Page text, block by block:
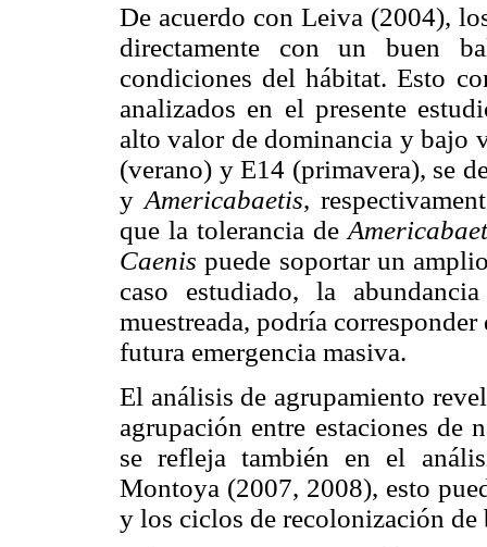
De acuerdo con Leiva (2004),
directamente con un buen
condiciones del hábitat. Esto
analizados en el presente
alto valor de dominancia y bajo
(verano) y E14 (primavera), se
y Americabaetis,
que la tolerancia de
Caenis puede soportar un
caso estudiado, la
muestreada, podría
futura emergencia masiva.
El análisis de agrupamiento
agrupación entre estaciones de
se refleja también en el
Montoya (2007, 2008), esto
y los ciclos de recolonización de